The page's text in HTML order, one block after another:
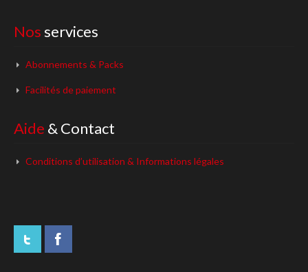
Nos services
Abonnements & Packs
Facilités de paiement
Aide & Contact
Conditions d’utilisation & Informations légales